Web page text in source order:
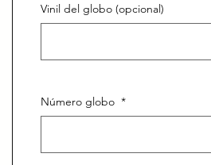
Vinil del globo (opcional)
Número globo *